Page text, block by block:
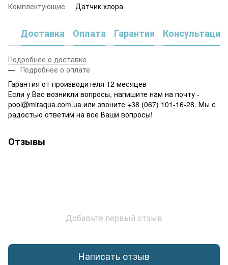
Комплектующие Датчик хлора
Доставка Оплата Гарантия Консультация
Подробнее о доставке
Подробнее о оплате
Гарантия от производителя 12 месяцев
Если у Вас возникли вопросы, напишите нам на почту -
pool@miraqua.com.ua или звоните +38 (067) 101-16-28. Мы с
радостью ответим на все Ваши вопросы!
Отзывы
Добавьте первый отзыв
Написать отзыв